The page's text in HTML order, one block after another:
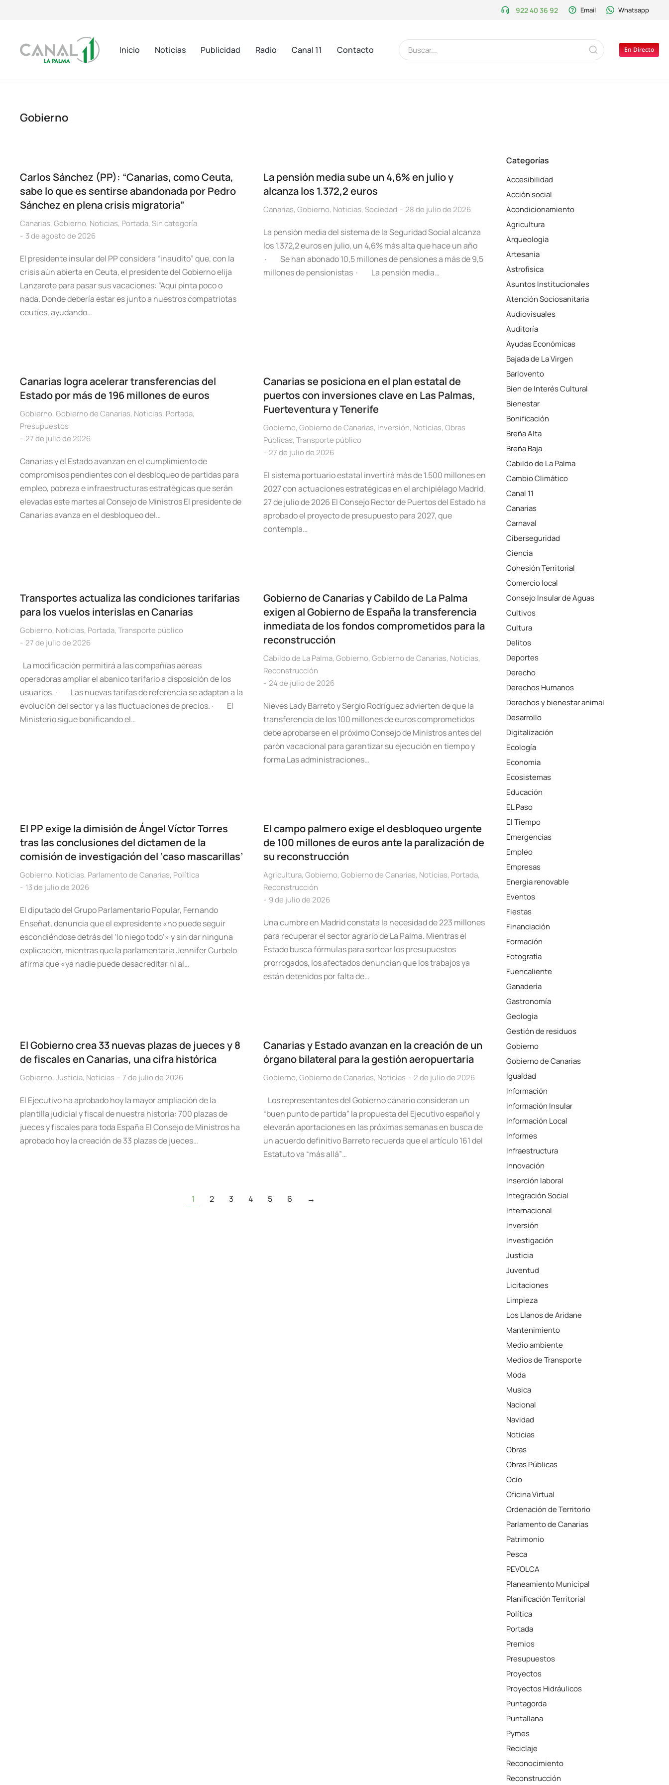
922 40 36 92 Email Whatsapp
Inicio Noticias Publicidad Radio Canal 11 Contacto En Directo
Gobierno
Carlos Sánchez (PP): “Canarias, como Ceuta,
sabe lo que es sentirse abandonada por Pedro
Sánchez en plena crisis migratoria”
Canarias, Gobierno, Noticias, Portada, Sin categoría
3 de agosto de 2026
El presidente insular del PP considera “inaudito” que, con la
crisis aún abierta en Ceuta, el presidente del Gobierno elija
Lanzarote para pasar sus vacaciones: “Aquí pinta poco o
nada. Donde debería estar es junto a nuestros compatriotas
ceutíes, ayudando…
La pensión media sube un 4,6% en julio y
alcanza los 1.372,2 euros
Canarias, Gobierno, Noticias, Sociedad 28 de julio de 2026
La pensión media del sistema de la Seguridad Social alcanza
los 1.372,2 euros en julio, un 4,6% más alta que hace un año
· Se han abonado 10,5 millones de pensiones a más de 9,5
millones de pensionistas · La pensión media…
Canarias logra acelerar transferencias del
Estado por más de 196 millones de euros
Gobierno, Gobierno de Canarias, Noticias, Portada,
Presupuestos
27 de julio de 2026
Canarias y el Estado avanzan en el cumplimiento de
compromisos pendientes con el desbloqueo de partidas para
empleo, pobreza e infraestructuras estratégicas que serán
elevadas este martes al Consejo de Ministros El presidente de
Canarias avanza en el desbloqueo del…
Canarias se posiciona en el plan estatal de
puertos con inversiones clave en Las Palmas,
Fuerteventura y Tenerife
Gobierno, Gobierno de Canarias, Inversión, Noticias, Obras
Públicas, Transporte público
27 de julio de 2026
El sistema portuario estatal invertirá más de 1.500 millones en
2027 con actuaciones estratégicas en el archipiélago Madrid,
27 de julio de 2026 El Consejo Rector de Puertos del Estado ha
aprobado el proyecto de presupuesto para 2027, que
contempla…
Transportes actualiza las condiciones tarifarias
para los vuelos interislas en Canarias
Gobierno, Noticias, Portada, Transporte público
27 de julio de 2026
La modificación permitirá a las compañías aéreas
operadoras ampliar el abanico tarifario a disposición de los
usuarios. · Las nuevas tarifas de referencia se adaptan a la
evolución del sector y a las fluctuaciones de precios. · El
Ministerio sigue bonificando el…
Gobierno de Canarias y Cabildo de La Palma
exigen al Gobierno de España la transferencia
inmediata de los fondos comprometidos para la
reconstrucción
Cabildo de La Palma, Gobierno, Gobierno de Canarias, Noticias,
Reconstrucción
24 de julio de 2026
Nieves Lady Barreto y Sergio Rodríguez advierten de que la
transferencia de los 100 millones de euros comprometidos
debe aprobarse en el próximo Consejo de Ministros antes del
parón vacacional para garantizar su ejecución en tiempo y
forma Las administraciones…
El PP exige la dimisión de Ángel Víctor Torres
tras las conclusiones del dictamen de la
comisión de investigación del ‘caso mascarillas’
Gobierno, Noticias, Parlamento de Canarias, Política
13 de julio de 2026
El diputado del Grupo Parlamentario Popular, Fernando
Enseñat, denuncia que el expresidente «no puede seguir
escondiéndose detrás del ‘lo niego todo’» y sin dar ninguna
explicación, mientras que la parlamentaria Jennifer Curbelo
afirma que «ya nadie puede desacreditar ni al…
El campo palmero exige el desbloqueo urgente
de 100 millones de euros ante la paralización de
su reconstrucción
Agricultura, Gobierno, Gobierno de Canarias, Noticias, Portada,
Reconstrucción
9 de julio de 2026
Una cumbre en Madrid constata la necesidad de 223 millones
para recuperar el sector agrario de La Palma. Mientras el
Estado busca fórmulas para sortear los presupuestos
prorrogados, los afectados denuncian que los trabajos ya
están detenidos por falta de…
El Gobierno crea 33 nuevas plazas de jueces y 8
de fiscales en Canarias, una cifra histórica
Gobierno, Justicia, Noticias 7 de julio de 2026
El Ejecutivo ha aprobado hoy la mayor ampliación de la
plantilla judicial y fiscal de nuestra historia: 700 plazas de
jueces y fiscales para toda España El Consejo de Ministros ha
aprobado hoy la creación de 33 plazas de jueces…
Canarias y Estado avanzan en la creación de un
órgano bilateral para la gestión aeropuertaria
Gobierno, Gobierno de Canarias, Noticias 2 de julio de 2026
Los representantes del Gobierno canario consideran un
“buen punto de partida” la propuesta del Ejecutivo español y
elevarán aportaciones en las próximas semanas en busca de
un acuerdo definitivo Barreto recuerda que el artículo 161 del
Estatuto va “más allá”…
1 2 3 4 5 6 →
Categorías
Accesibilidad
Acción social
Acondicionamiento
Agricultura
Arqueología
Artesanía
Astrofísica
Asuntos Institucionales
Atención Sociosanitaria
Audiovisuales
Auditoría
Ayudas Económicas
Bajada de La Virgen
Barlovento
Bien de Interés Cultural
Bienestar
Bonificación
Breña Alta
Breña Baja
Cabildo de La Palma
Cambio Climático
Canal 11
Canarias
Carnaval
Ciberseguridad
Ciencia
Cohesión Territorial
Comercio local
Consejo Insular de Aguas
Cultivos
Cultura
Delitos
Deportes
Derecho
Derechos Humanos
Derechos y bienestar animal
Desarrollo
Digitalización
Ecología
Economía
Ecosistemas
Educación
EL Paso
El Tiempo
Emergencias
Empleo
Empresas
Energía renovable
Eventos
Fiestas
Financiación
Formación
Fotografía
Fuencaliente
Ganadería
Gastronomía
Geología
Gestión de residuos
Gobierno
Gobierno de Canarias
Igualdad
Información
Información Insular
Información Local
Informes
Infraestructura
Innovación
Inserción laboral
Integración Social
Internacional
Inversión
Investigación
Justicia
Juventud
Licitaciones
Limpieza
Los Llanos de Aridane
Mantenimiento
Medio ambiente
Medios de Transporte
Moda
Musica
Nacional
Navidad
Noticias
Obras
Obras Públicas
Ocio
Oficina Virtual
Ordenación de Territorio
Parlamento de Canarias
Patrimonio
Pesca
PEVOLCA
Planeamiento Municipal
Planificación Territorial
Política
Portada
Premios
Presupuestos
Proyectos
Proyectos Hidráulicos
Puntagorda
Puntallana
Pymes
Reciclaje
Reconocimiento
Reconstrucción